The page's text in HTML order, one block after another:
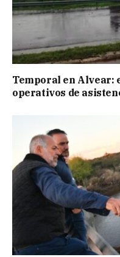
Temporal en Alvear:
operativos de